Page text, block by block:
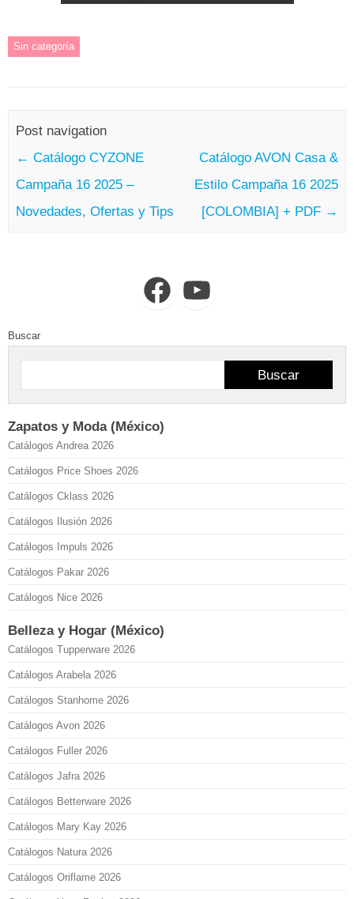
Sin categoría
Post navigation
← Catálogo CYZONE
Campaña 16 2025 –
Novedades, Ofertas y Tips
Catálogo AVON Casa &
Estilo Campaña 16 2025
[COLOMBIA] + PDF →
FacebookYouTube
Buscar
Buscar
Zapatos y Moda (México)
Catálogos Andrea 2026
Catálogos Price Shoes 2026
Catálogos Cklass 2026
Catálogos Ilusión 2026
Catálogos Impuls 2026
Catálogos Pakar 2026
Catálogos Nice 2026
Belleza y Hogar (México)
Catálogos Tupperware 2026
Catálogos Arabela 2026
Catálogos Stanhome 2026
Catálogos Avon 2026
Catálogos Fuller 2026
Catálogos Jafra 2026
Catálogos Betterware 2026
Catálogos Mary Kay 2026
Catálogos Natura 2026
Catálogos Oriflame 2026